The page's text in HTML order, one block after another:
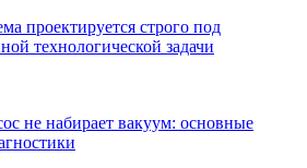
проектируется строго под
технологической задачи
не набирает вакуум: основные